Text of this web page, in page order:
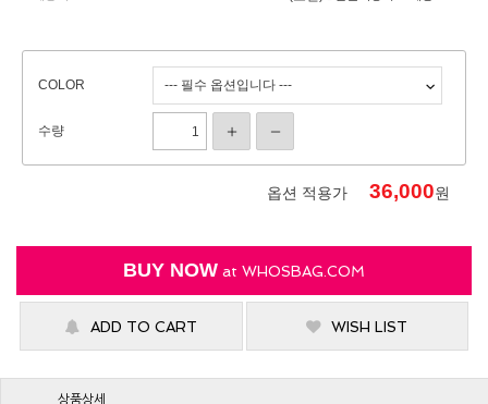
COLOR
수량
옵션 적용가 36,000원
BUY NOW at WHOSBAG.COM
ADD TO CART WISH LIST
상품상세